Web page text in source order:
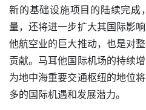
新的基础设施项目的陆续完成
量，还将进一步扩大其国际影
他航空业的巨大推动，也是对
贡献。马耳他国际机场的持续
为地中海重要交通枢纽的地位
多的国际机遇和发展潜力。